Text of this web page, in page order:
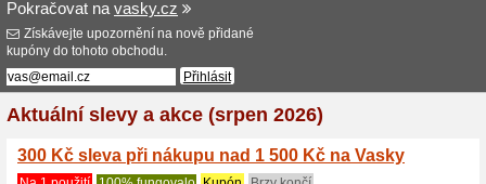
Obchody
Hlavní strana>V>